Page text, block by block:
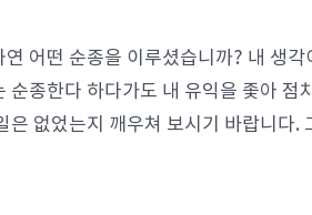
연 어떤 순종을 이루셨습니까? 내 생
순종한다 하다가도 내 유익을 좇아
은 없었는지 깨우쳐 보시기 바랍니다